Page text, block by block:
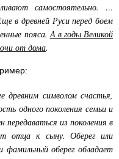
самостоятельно. …
в древней Руси перед боем
пояса. А в годы Великой
от дома.
древним символом счастья,
одного поколения семьи и
из поколения в
отца к сыну. Оберег или
фамильный оберег обладает